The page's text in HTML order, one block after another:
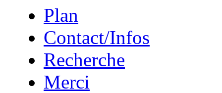
Plan
Contact/Infos
Recherche
Merci